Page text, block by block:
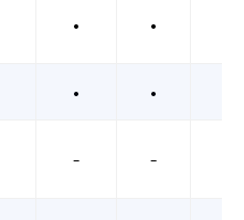
• •
• •
- -